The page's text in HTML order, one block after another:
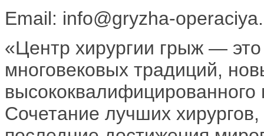
Email: info@gryzha-
«Центр хирургии грыж — это
многовековых традиций,
Сочетание лучших